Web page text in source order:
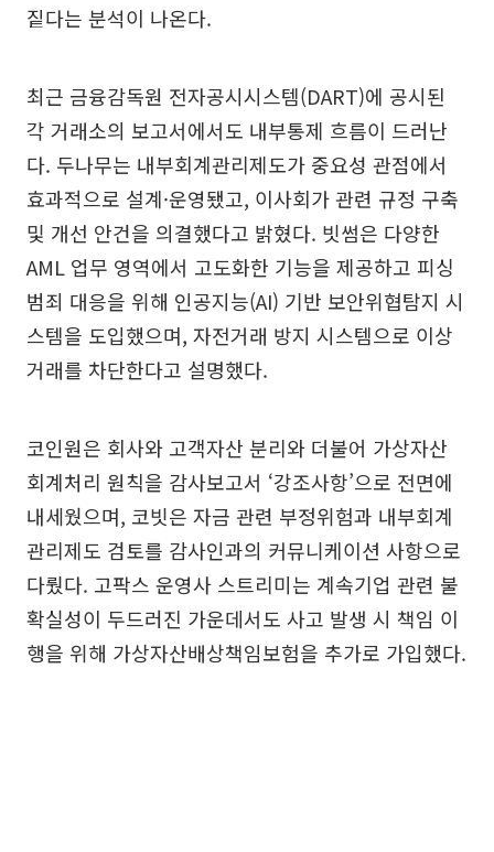
짙다는 분석이 나온다.
최근 금융감독원 전자공시시스템(DART)에 공시된
각 거래소의 보고서에서도 내부통제 흐름이 드러난
다. 두나무는 내부회계관리제도가 중요성 관점에서
효과적으로 설계·운영됐고, 이사회가 관련 규정 구축
및 개선 안건을 의결했다고 밝혔다. 빗썸은 다양한
AML 업무 영역에서 고도화한 기능을 제공하고 피싱
범죄 대응을 위해 인공지능(AI) 기반 보안위협탐지 시
스템을 도입했으며, 자전거래 방지 시스템으로 이상
거래를 차단한다고 설명했다.
코인원은 회사와 고객자산 분리와 더불어 가상자산
회계처리 원칙을 감사보고서 ‘강조사항’으로 전면에
내세웠으며, 코빗은 자금 관련 부정위험과 내부회계
관리제도 검토를 감사인과의 커뮤니케이션 사항으로
다뤘다. 고팍스 운영사 스트리미는 계속기업 관련 불
확실성이 두드러진 가운데서도 사고 발생 시 책임 이
행을 위해 가상자산배상책임보험을 추가로 가입했다.